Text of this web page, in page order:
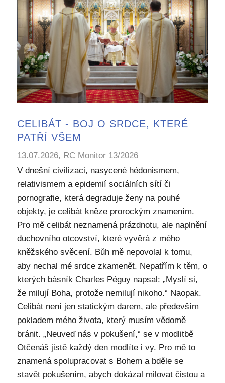
CELIBÁT - BOJ O SRDCE, KTERÉ
PATŘÍ VŠEM
13.07.2026, RC Monitor 13/2026
V dnešní civilizaci, nasycené hédonismem,
relativismem a epidemií sociálních sítí či
pornografie, která degraduje ženy na pouhé
objekty, je celibát kněze prorockým znamením.
Pro mě celibát neznamená prázdnotu, ale naplnění
duchovního otcovství, které vyvěrá z mého
kněžského svěcení. Bůh mě nepovolal k tomu,
aby nechal mé srdce zkamenět. Nepatřím k těm, o
kterých básník Charles Péguy napsal: „Myslí si,
že milují Boha, protože nemilují nikoho.“ Naopak.
Celibát není jen statickým darem, ale především
pokladem mého života, který musím vědomě
bránit. „Neuveď nás v pokušení,“ se v modlitbě
Otčenáš jistě každý den modlíte i vy. Pro mě to
znamená spolupracovat s Bohem a bděle se
stavět pokušením, abych dokázal milovat čistou a